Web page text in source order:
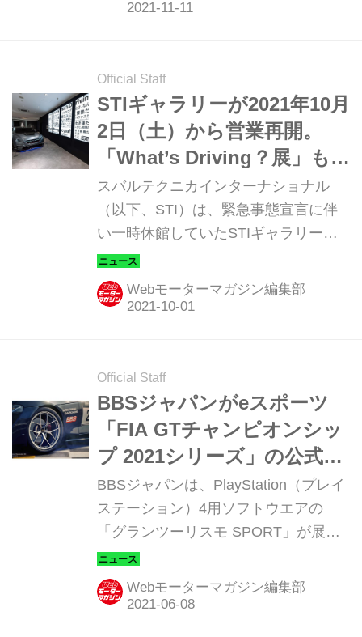
た。欧州中のクルマ好きたちの眼差し
Official Staff
STIギャラリーが2021年10月
2日（土）から営業再開。
「What’s Driving？展」も同
時開催
スバルテクニカインターナショナル
（以下、STI）は、緊急事態宣言に伴
い一時休館していたSTIギャラリーの
営業を2021年10月2日（土）より再開
する。
Webモーターマガジン編集部
Official Staff
BBSジャパンがeスポーツ
「FIA GTチャンピオンシッ
プ 2021シリーズ」の公式パ
ートナーに
BBSジャパンは、PlayStation（プレイ
ステーション）4用ソフトウエアの
「グランツーリスモ SPORT」が展開
する、「FIA GTチャンピオンシップ
2021シリーズ」の公式パートナーとし
て契約したことを発表した。
Webモーターマガジン編集部